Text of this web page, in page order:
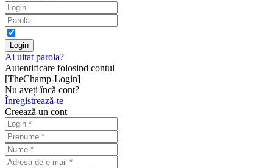
Ai uitat parola?
Autentificare folosind contul
[TheChamp-Login]
Nu aveți încă cont?
Înregistrează-te
Creează un cont